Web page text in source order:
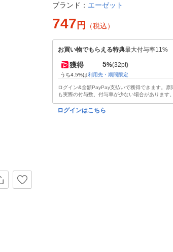
ブランド： エーゼット
747 円 （税込）
お買い物でもらえる特典最大付与率11%
獲得 5%(32pt)
うち4.5%は利用先・期間限定
ログイン&全額PayPay支払いで獲得できます。
も実際の付与数、付与率が少ない場合があります
ログインはこちら